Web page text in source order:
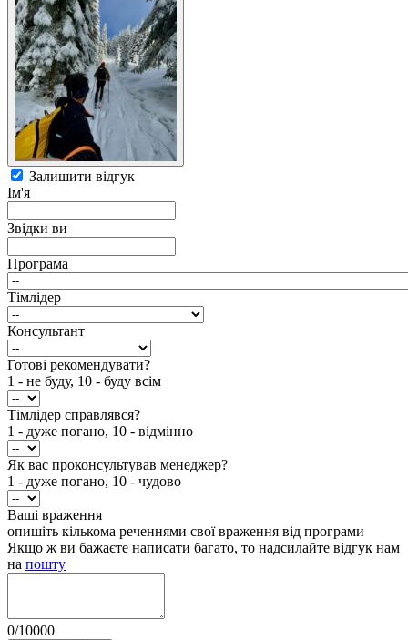
Залишити відгук
Ім'я
Звідки ви
Програма
Тімлідер
Консультант
Готові рекомендувати?
1 - не буду, 10 - буду всім
Тімлідер справлявся?
1 - дуже погано, 10 - відмінно
Як вас проконсультував менеджер?
1 - дуже погано, 10 - чудово
Ваші враження
опишіть кількома реченнями свої враження від програми
Якщо ж ви бажаєте написати багато, то надсилайте відгук нам
на пошту
0/10000